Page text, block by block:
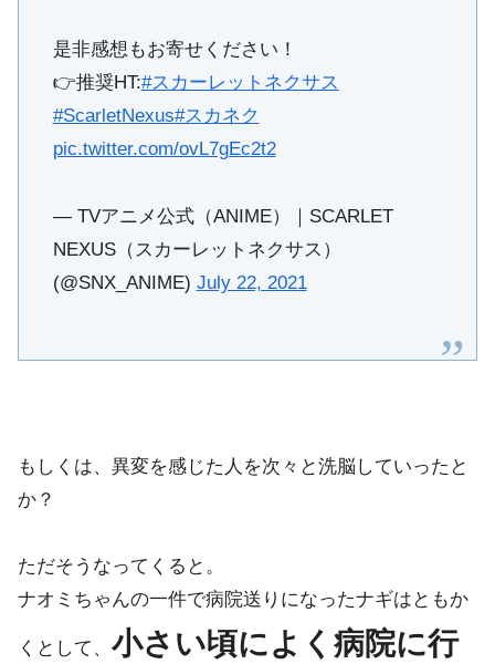
是非感想もお寄せください！
👉推奨HT:#スカーレットネクサス
#ScarletNexus#スカネク
pic.twitter.com/ovL7gEc2t2
— TVアニメ公式（ANIME）｜SCARLET
NEXUS（スカーレットネクサス）
(@SNX_ANIME) July 22, 2021
もしくは、異変を感じた人を次々と洗脳していったと
か？
ただそうなってくると。
ナオミちゃんの一件で病院送りになったナギはともか
くとして、 小さい頃によく病院に行